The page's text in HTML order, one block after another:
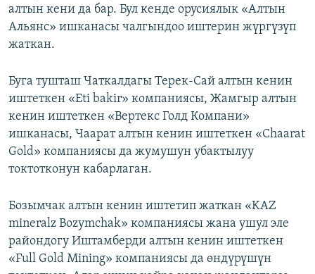
алтын кени да бар. Бул кенде орусиялык «Алтын
Альянс» ишканасы чалгындоо иштерин жүргүзүп
жаткан.
Буга тушташ Чаткалдагы Терек-Сай алтын кенин
иштеткен «Eti bakir» компаниясы, Жамгыр алтын
кенин иштеткен «Вертекс Голд Компани»
ишканасы, Чаарат алтын кенин иштеткен «Chaarat
Gold» компаниясы да жумушун убактылуу
токтотконун кабарлаган.
Бозымчак алтын кенин иштетип жаткан «KAZ
mineralz Bozymchak» компаниясы жана ушул эле
райондогу Иштамберди алтын кенин иштеткен
«Full Gold Mining» компаниясы да өндүрүшүн